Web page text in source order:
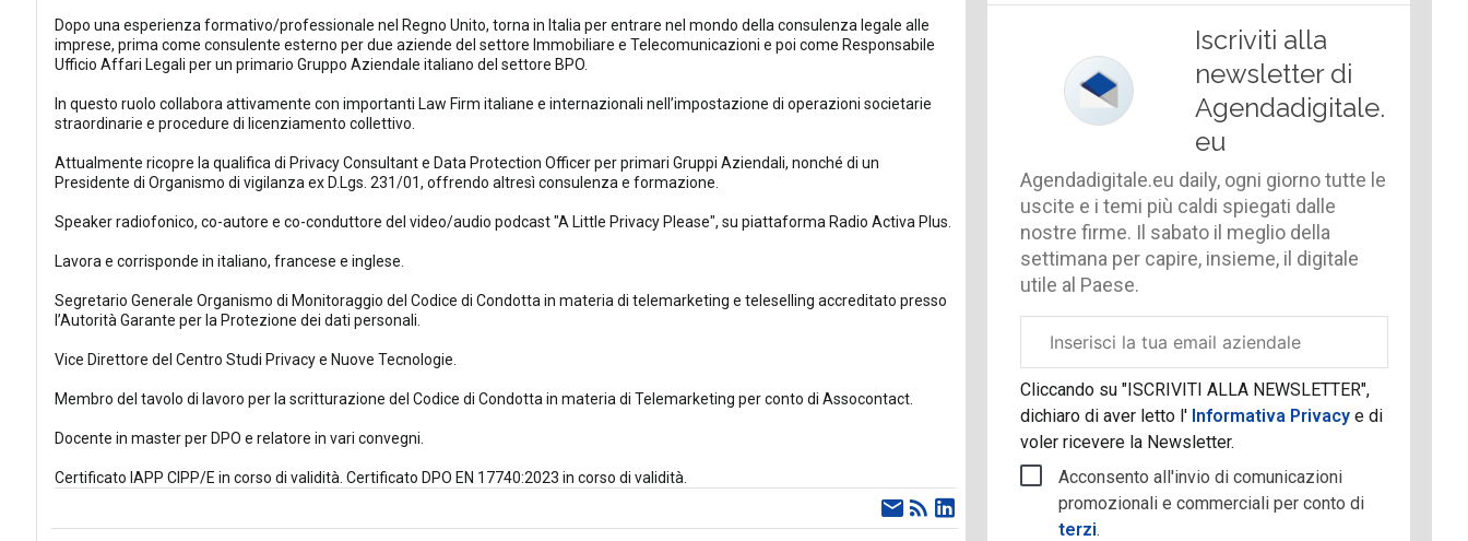
Dopo una esperienza formativo/professionale nel Regno Unito, torna in Italia per entrare nel mondo della consulenza legale alle
imprese, prima come consulente esterno per due aziende del settore Immobiliare e Telecomunicazioni e poi come Responsabile
Ufficio Affari Legali per un primario Gruppo Aziendale italiano del settore BPO.
In questo ruolo collabora attivamente con importanti Law Firm italiane e internazionali nell’impostazione di operazioni societarie
straordinarie e procedure di licenziamento collettivo.
Attualmente ricopre la qualifica di Privacy Consultant e Data Protection Officer per primari Gruppi Aziendali, nonché di un
Presidente di Organismo di vigilanza ex D.Lgs. 231/01, offrendo altresì consulenza e formazione.
Speaker radiofonico, co-autore e co-conduttore del video/audio podcast "A Little Privacy Please", su piattaforma Radio Activa Plus.
Lavora e corrisponde in italiano, francese e inglese.
Segretario Generale Organismo di Monitoraggio del Codice di Condotta in materia di telemarketing e teleselling accreditato presso
l’Autorità Garante per la Protezione dei dati personali.
Vice Direttore del Centro Studi Privacy e Nuove Tecnologie.
Membro del tavolo di lavoro per la scritturazione del Codice di Condotta in materia di Telemarketing per conto di Assocontact.
Docente in master per DPO e relatore in vari convegni.
Certificato IAPP CIPP/E in corso di validità. Certificato DPO EN 17740:2023 in corso di validità.
Iscriviti alla
newsletter di
Agendadigitale.
eu
Agendadigitale.eu daily, ogni giorno tutte le
uscite e i temi più caldi spiegati dalle
nostre firme. Il sabato il meglio della
settimana per capire, insieme, il digitale
utile al Paese.
aziendale
Cliccando su "ISCRIVITI ALLA NEWSLETTER",
dichiaro di aver letto l' Informativa Privacye di
voler ricevere la Newsletter.
Acconsento all'invio di comunicazioni
promozionali e commerciali per conto di
terzi.